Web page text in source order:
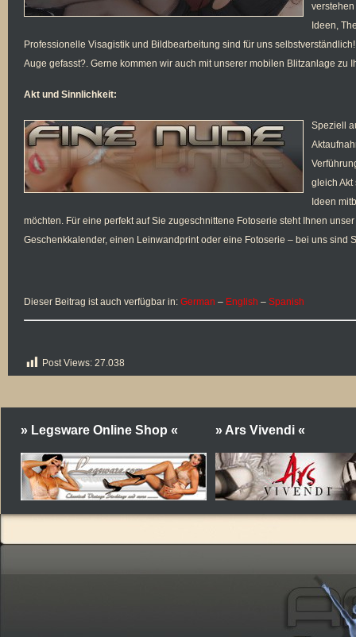
Ideen,
Professionelle Visagistik und Bildbearbeitung sind für uns
Auge gefasst?. Gerne kommen wir auch mit unserer mobilen Blitzanlage zu
Akt und Sinnlichkeit:
Speziell
gleich
Ideen
möchten. Für eine perfekt auf Sie zugeschnittene Fotoserie steht Ihnen
Geschenkkalender, einen Leinwandprint oder eine Fotoserie – bei uns sind
Dieser Beitrag ist auch verfügbar in: German – English – Spanish
Post Views: 27.038
» Legsware Online Shop « » Ars Vivendi «